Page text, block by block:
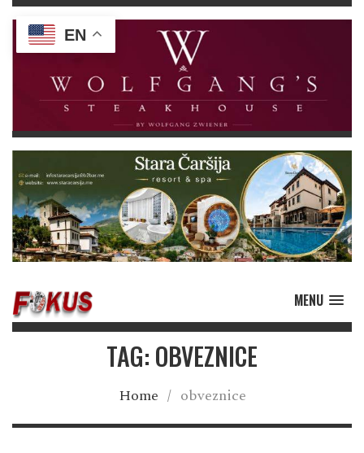
MENU
TAG: OBVEZNICE
Home / obveznice
EN